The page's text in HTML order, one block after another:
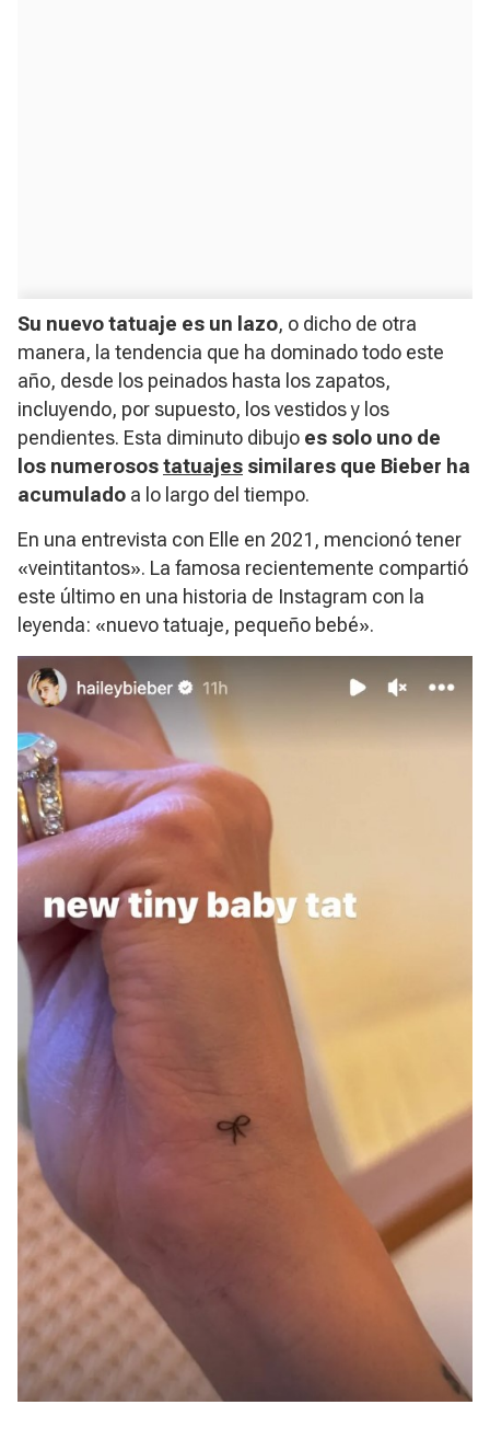
Su nuevo tatuaje es un lazo, o dicho de otra
manera, la tendencia que ha dominado todo este
año, desde los peinados hasta los zapatos,
incluyendo, por supuesto, los vestidos y los
pendientes. Esta diminuto dibujo es solo uno de
los numerosostatuajes similares que Bieber ha
acumulado a lo largo del tiempo.
En una entrevista con Elle en 2021, mencionó tener
«veintitantos». La famosa recientemente compartió
este último en una historia de Instagram con la
leyenda: «nuevo tatuaje, pequeño bebé».